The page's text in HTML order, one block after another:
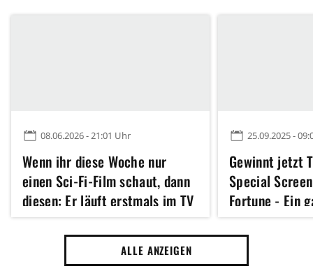
08.06.2026 - 21:01 Uhr
Wenn ihr diese Woche nur
einen Sci-Fi-Film schaut, dann
diesen: Er läuft erstmals im TV
und ist atemberaubend
25.09.2025 -
Gewinnt jetzt
Special
Fortune - Ein
Schutzengel
Köln,
ALLE ANZEIGEN